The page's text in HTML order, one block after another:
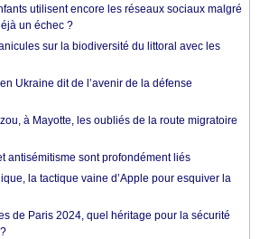
utilisent encore les réseaux sociaux malgré
un échec ?
sur la biodiversité du littoral avec les
Ukraine dit de l’avenir de la défense
à Mayotte, les oubliés de la route migratoire
antisémitisme sont profondément liés
la tactique vaine d’Apple pour esquiver la
de Paris 2024, quel héritage pour la sécurité